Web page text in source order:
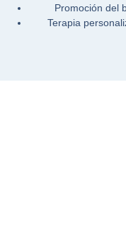
Promoción del
Terapia